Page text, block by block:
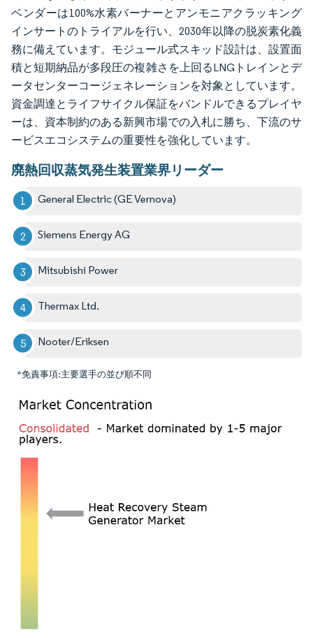
ベンダーは100%水素バーナーとアンモニアクラッキング
インサートのトライアルを行い、2030年以降の脱炭素化義
務に備えています。モジュール式スキッド設計は、設置面
積と短期納品が多段圧の複雑さを上回るLNGトレインとデ
ータセンターコージェネレーションを対象としています。
資金調達とライフサイクル保証をバンドルできるプレイヤ
ーは、資本制約のある新興市場での入札に勝ち、下流のサ
ービスエコシステムの重要性を強化しています。
廃熱回収蒸気発生装置業界リーダー
General Electric (GE Vernova)
Siemens Energy AG
Mitsubishi Power
Thermax Ltd.
Nooter/Eriksen
*免責事項:主要選手の並び順不同